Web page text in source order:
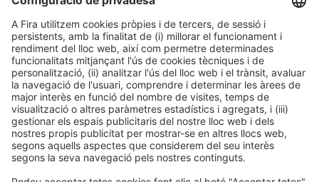
Informació legalAvís legal Política de privacitatPolítica de cookies